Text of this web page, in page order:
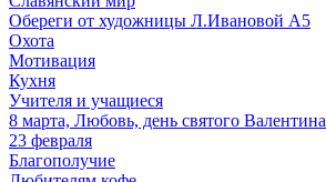
Обереги от художницы Л.Ивановой А5
Охота
Мотивация
Кухня
Учителя и учащиеся
8 марта, Любовь, день святого Валентина
23 февраля
Благополучие